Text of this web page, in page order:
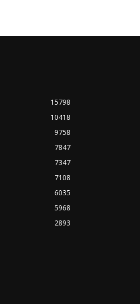
15798
10418
9758
7847
7347
7108
6035
5968
2893